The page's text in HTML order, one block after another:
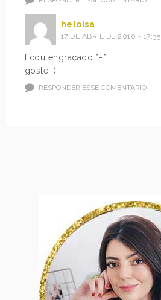
heloisa
17 DE ABRIL DE 2010 - 17:35
ficou engraçado *-*
gostei (:
RESPONDER ESSE COMENTÁRIO